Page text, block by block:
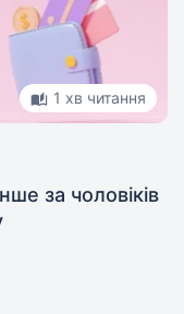
1 хв читання
за чоловіків